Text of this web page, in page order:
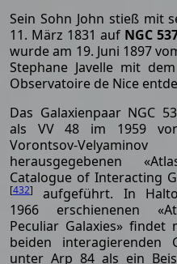
Sein Sohn John stieß mit
11. März 1831 auf NGC
wurde am 19. Juni 1897
Stephane Javelle mit
Observatoire de Nice
Das Galaxienpaar NGC
als VV 48 im 1959
Vorontsov-Velyaminov
herausgegebenen
Catalogue of Interacting
[432]
aufgeführt. In
1966 erschienenen
Peculiar Galaxies» findet
beiden interagierenden
unter Arp 84 als ein